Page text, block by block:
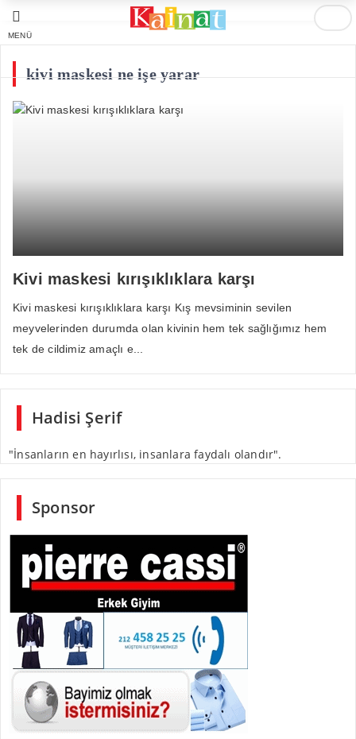
MENÜ
kivi maskesi ne işe yarar
Kivi maskesi kırışıklıklara karşı
Kivi maskesi kırışıklıklara karşı Kış mevsiminin sevilen
meyvelerinden durumda olan kivinin hem tek sağlığımız hem
tek de cildimiz amaçlı e...
Hadisi Şerif
"İnsanların en hayırlısı, insanlara faydalı olandır".
Sponsor